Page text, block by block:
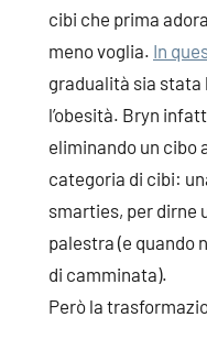
cibi che prima
meno voglia. In
gradualità sia stata
l’obesità. Bryn
eliminando un cibo
categoria di cibi:
smarties, per dirne
palestra (e quando
di camminata).
Però la